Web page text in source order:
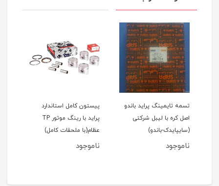
تسمه تایمینگ پراید باندو
اصل کره با لیبل شرکتی
(سایپایدک-باندو)
ناموجود
پیستون کامل استاندارد
پراید با رینگ موتور TP
عظام(با ملحقات کامل)
ناموجود